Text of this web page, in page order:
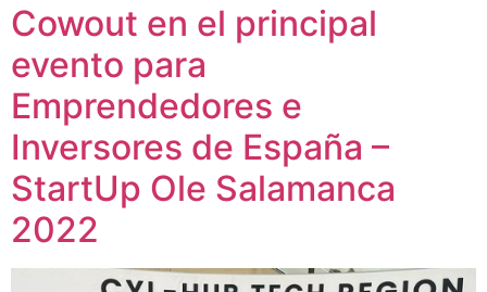
Cowout en el principal
evento para
Emprendedores e
Inversores de España –
StartUp Ole Salamanca
2022